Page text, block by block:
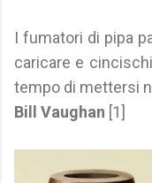
I fumatori di pipa
caricare e
tempo di mettersi
Bill Vaughan [1]